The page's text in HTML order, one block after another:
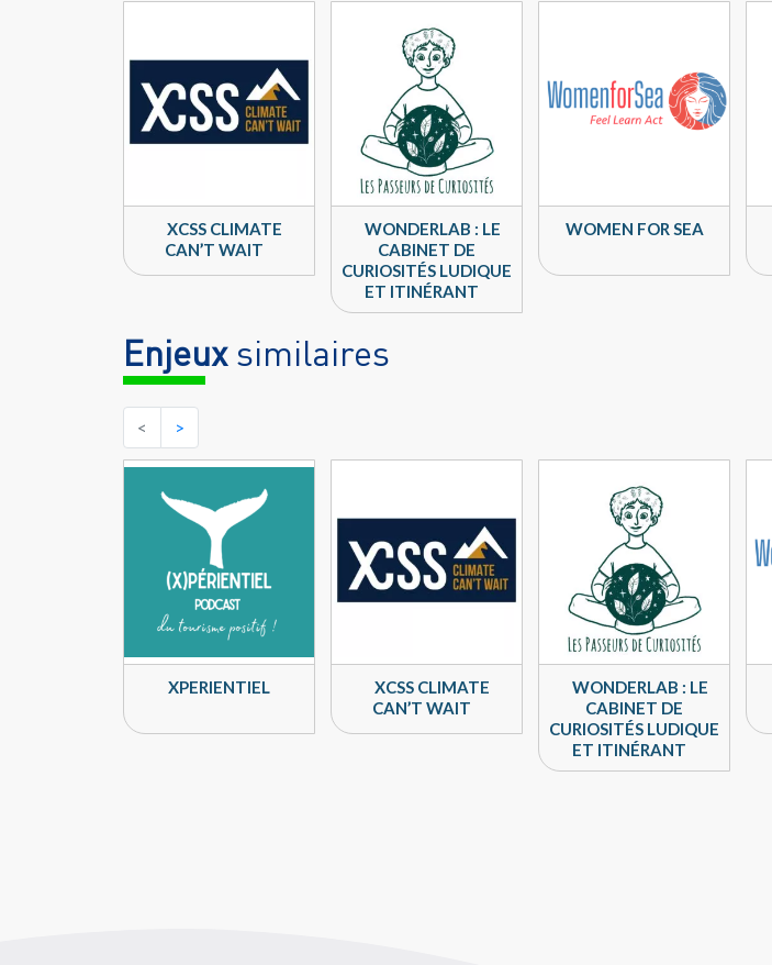
XCSS CLIMATE
CAN’T WAIT
WONDERLAB : LE
CABINET DE
CURIOSITÉS LUDIQUE
ET ITINÉRANT
WOMEN FOR SEA
Enjeuxsimilaires
< >
XPERIENTIEL
XCSS CLIMATE
CAN’T WAIT
WONDERLAB : LE
CABINET DE
CURIOSITÉS LUDIQUE
ET ITINÉRANT